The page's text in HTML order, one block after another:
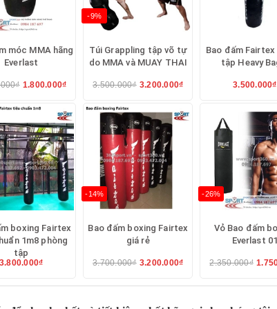
móc MMA hãng
Everlast
1.800.000₫
-9%
Túi Grappling tập võ tự
do MMA và MUAY THAI
3.500.000₫ 3.200.000₫
Bao đấm
tập Heavy
3.500.000₫
boxing Fairtex
1m8 phòng
tập
3.800.000₫
-14%
Bao đấm boxing Fairtex
giá rẻ
3.700.000₫ 3.200.000₫
-26%
Vỏ Bao đấm
Everlast
2.350.000₫